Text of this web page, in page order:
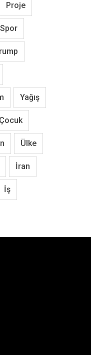
Proje
Spor
Yağış
Çocuk
Ülke
İran
İş